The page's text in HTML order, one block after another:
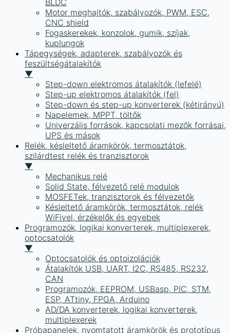
BLDC
Motor meghajtók, szabályozók, PWM, ESC,
CNC shield
Fogaskerekek, konzolok, gumik, szíjak,
kuplungok
Tápegységek, adapterek, szabályozók és
feszültségátalakítók
▼
Step-down elektromos átalakítók (lefelé)
Step-up elektromos átalakítók (fel)
Step-down és step-up konverterek (kétirányú)
Napelemek, MPPT, töltők
Univerzális források, kapcsolati mezők forrásai,
UPS és mások
Relék, késleltető áramkörök, termosztátok,
szilárdtest relék és tranzisztorok
▼
Mechanikus relé
Solid State, félvezető relé modulok
MOSFETek, tranzisztorok és félvezetők
Késleltető áramkörök, termosztátok, relék
WiFivel, érzékelők és egyebek
Programozók, logikai konverterek, multiplexerek,
optocsatolók
▼
Optocsatolók és optoizolációk
Átalakítók USB, UART, I2C, RS485, RS232,
CAN
Programozók, EEPROM, USBasp, PIC, STM,
ESP, ATtiny, FPGA, Arduino
AD/DA konverterek, logikai konverterek,
multiplexerek
Próbapanelek, nyomtatott áramkörök és prototípus